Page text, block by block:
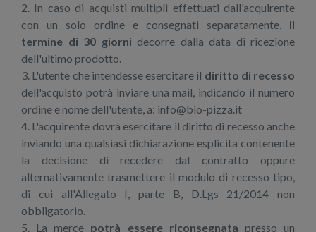
2. In caso di acquisti multipli effettuati dall'acquirente
con un solo ordine e consegnati separatamente, il
termine di 30 giorni decorre dalla data di ricezione
dell'ultimo prodotto.
3. L'utente che intendesse esercitare il diritto di recesso
dell'acquisto potrà inviare una mail, indicando il numero
ordine e nome dell'utente, a: info@bio-pizza.it
4. L'acquirente dovrà esercitare il diritto di recesso anche
inviando una qualsiasi dichiarazione esplicita contenente
la decisione di recedere dal contratto oppure
alternativamente trasmettere il modulo di recesso tipo,
di cui all'Allegato I, parte B, D.Lgs 21/2014 non
obbligatorio.
5. La merce potrà essere riconsegnata presso un